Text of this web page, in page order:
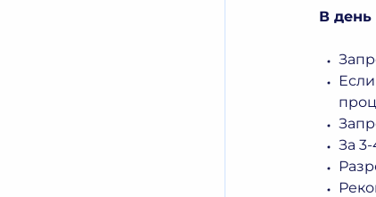
В день
За